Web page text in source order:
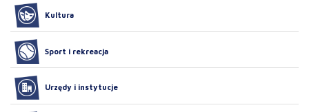
Kultura
Sport i rekreacja
Urzędy i instytucje